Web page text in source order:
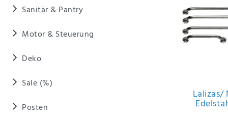
Sanitär & Pantry
Motor & Steuerung
Deko
Sale (%)
Posten
Lalizas/